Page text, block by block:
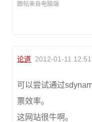
跟帖来自电脑端
论道 2012-01-11
可以尝试通过
票效率。
这网站很牛啊。